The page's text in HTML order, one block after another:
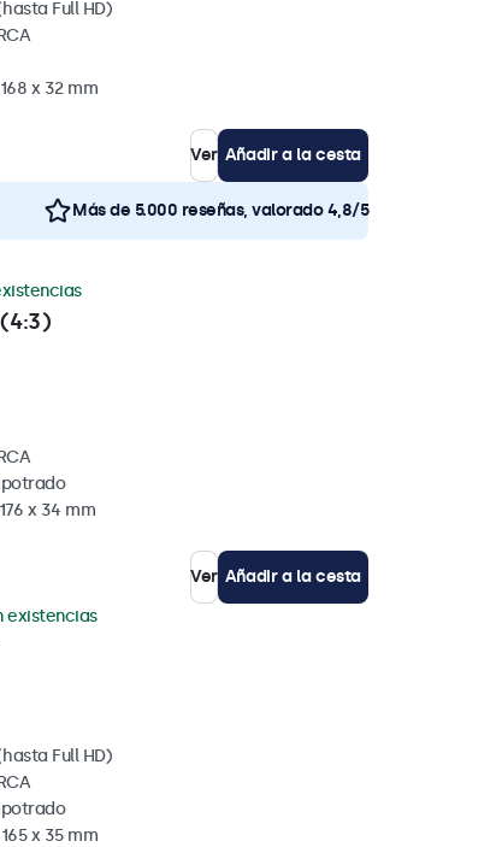
Full HD)
x 32 mm
Ver Añadir a la cesta
Más de 5.000 reseñas, valorado 4,8/5
x 34 mm
Ver Añadir a la cesta
existencias
Full HD)
x 35 mm